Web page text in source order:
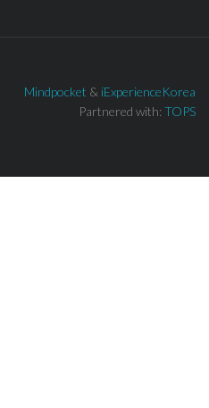
Mindpocket & iExperienceKorea
Partnered with: TOPS